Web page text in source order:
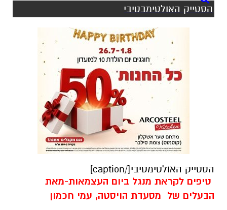
הסטייק האולטימבטיבי
הסטייק האולטימטיבי[/caption]
טיפים לקראת מנגל ביום העצמאות-מאת
הבעלים של מסעדת הויסטה, עמי חכמון